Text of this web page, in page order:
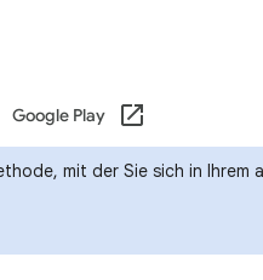
Google Play
mit der Sie sich in